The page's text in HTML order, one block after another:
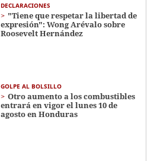
DECLARACIONES
"Tiene que respetar la libertad de
expresión": Wong Arévalo sobre
Roosevelt Hernández
GOLPE AL BOLSILLO
Otro aumento a los combustibles
entrará en vigor el lunes 10 de
agosto en Honduras